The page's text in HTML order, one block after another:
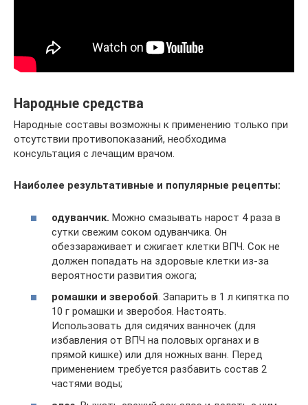
Народные средства
Народные составы возможны к применению только при
отсутствии противопоказаний, необходима
консультация с лечащим врачом.
Наиболее результативные и популярные рецепты:
одуванчик. Можно смазывать нарост 4 раза в
сутки свежим соком одуванчика. Он
обеззараживает и сжигает клетки ВПЧ. Сок не
должен попадать на здоровые клетки из-за
вероятности развития ожога;
ромашки и зверобой. Запарить в 1 л кипятка по
10 г ромашки и зверобоя. Настоять.
Использовать для сидячих ванночек (для
избавления от ВПЧ на половых органах и в
прямой кишке) или для ножных ванн. Перед
применением требуется разбавить состав 2
частями воды;